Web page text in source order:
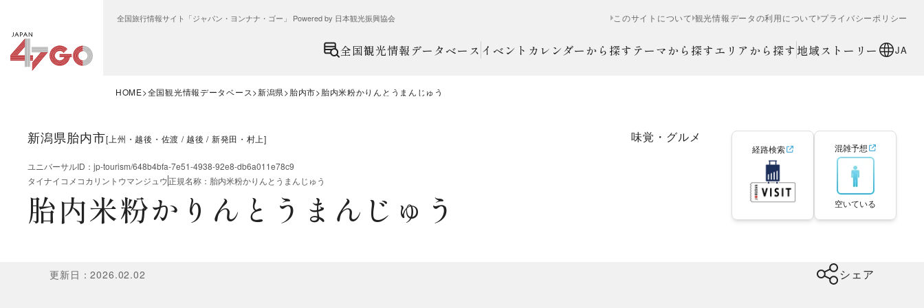
全国旅行情報サイト「ジャパン・ヨンナナ・ゴー」 Powered by 日本観光振興協会 このサイトについて 観光情報データの利用について プライバシーポリシー
全国観光情報データベース イベントカレンダーから探す テーマから探すエリアから探す 地域ストーリー JA
HOME 全国観光情報データベース 新潟県 胎内市 胎内米粉かりんとうまんじゅう
新潟県胎内市[ 上州・越後・佐渡 越後 新発田・村上] 味覚・グルメ
ユニバーサルID ： jp-tourism/648b4bfa-7e51-4938-92e8-db6a011e78c9
タイナイコメコカリントウマンジュウ正規名称 ： 胎内米粉かりんとうまんじゅう
胎内米粉かりんとうまんじゅう
経路検索 混雑予想
空いている
更新日 ：2026.02.02 シェア